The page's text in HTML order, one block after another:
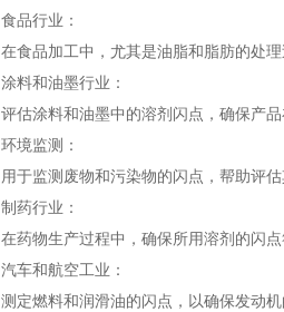
食品行业：
在食品加工中，尤其是油脂和脂肪的处
涂料和油墨行业：
评估涂料和油墨中的溶剂闪点，确保产
环境监测：
用于监测废物和污染物的闪点，帮助评估
制药行业：
在药物生产过程中，确保所用溶剂的闪点
汽车和航空工业：
测定燃料和润滑油的闪点，以确保发动机